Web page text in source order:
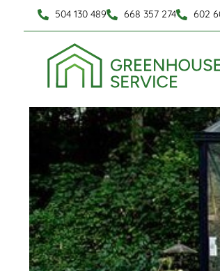
504 130 489 668 357 274 602